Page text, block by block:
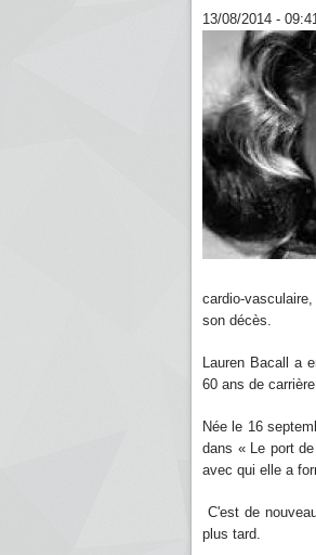
13/08/2014 -
cardio-
son décès.
Lauren Bacall a
60 ans de
Née le 16
dans « Le port
avec qui elle a
C'est de
plus tard.